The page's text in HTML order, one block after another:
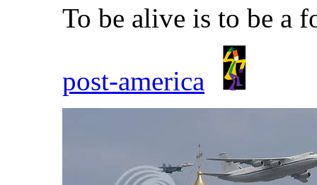
To be alive is to be a
post-america